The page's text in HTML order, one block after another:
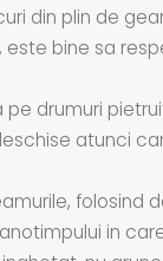
din plin de
este bine sa
pe drumuri
atunci
folosind
in